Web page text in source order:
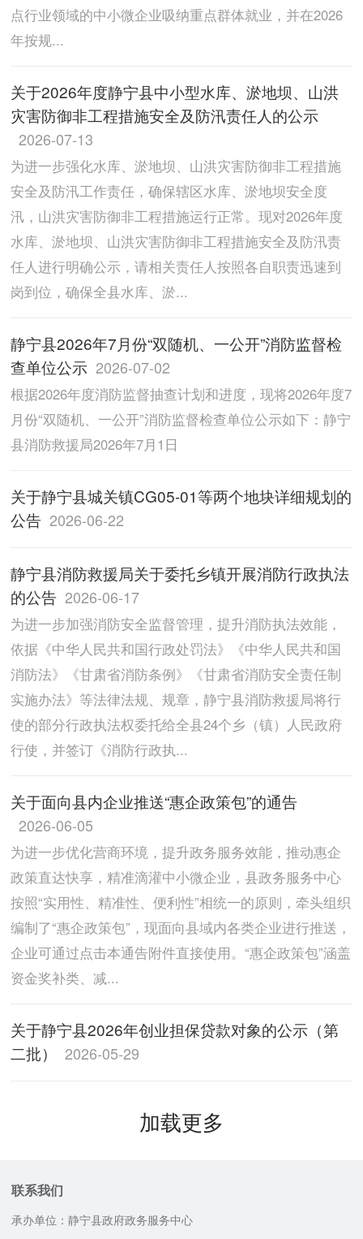
点行业领域的中小微企业吸纳重点群体就业，并在2026
年按规...
关于2026年度静宁县中小型水库、淤地坝、山洪
灾害防御非工程措施安全及防汛责任人的公示
2026-07-13
为进一步强化水库、淤地坝、山洪灾害防御非工程措施
安全及防汛工作责任，确保辖区水库、淤地坝安全度
汛，山洪灾害防御非工程措施运行正常。现对2026年度
水库、淤地坝、山洪灾害防御非工程措施安全及防汛责
任人进行明确公示，请相关责任人按照各自职责迅速到
岗到位，确保全县水库、淤...
静宁县2026年7月份“双随机、一公开”消防监督检
查单位公示 2026-07-02
根据2026年度消防监督抽查计划和进度，现将2026年度7
月份“双随机、一公开”消防监督检查单位公示如下：静宁
县消防救援局2026年7月1日
关于静宁县城关镇CG05-01等两个地块详细规划的
公告 2026-06-22
静宁县消防救援局关于委托乡镇开展消防行政执法
的公告 2026-06-17
为进一步加强消防安全监督管理，提升消防执法效能，
依据《中华人民共和国行政处罚法》《中华人民共和国
消防法》《甘肃省消防条例》《甘肃省消防安全责任制
实施办法》等法律法规、规章，静宁县消防救援局将行
使的部分行政执法权委托给全县24个乡（镇）人民政府
行使，并签订《消防行政执...
关于面向县内企业推送“惠企政策包”的通告
2026-06-05
为进一步优化营商环境，提升政务服务效能，推动惠企
政策直达快享，精准滴灌中小微企业，县政务服务中心
按照“实用性、精准性、便利性”相统一的原则，牵头组织
编制了“惠企政策包”，现面向县域内各类企业进行推送，
企业可通过点击本通告附件直接使用。“惠企政策包”涵盖
资金奖补类、减...
关于静宁县2026年创业担保贷款对象的公示（第
二批）
2026-05-29
加载更多
联系我们
承办单位：静宁县政府政务服务中心